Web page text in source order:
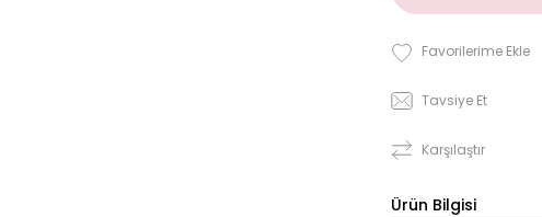
Tavsiye Et
Karşılaştır
Ürün Bilgisi